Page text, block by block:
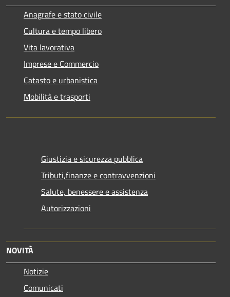
Anagrafe e stato civile
Cultura e tempo libero
Vita lavorativa
Imprese e Commercio
Catasto e urbanistica
Mobilità e trasporti
Giustizia e sicurezza pubblica
Tributi,finanze e contravvenzioni
Salute, benessere e assistenza
Autorizzazioni
NOVITÀ
Notizie
Comunicati